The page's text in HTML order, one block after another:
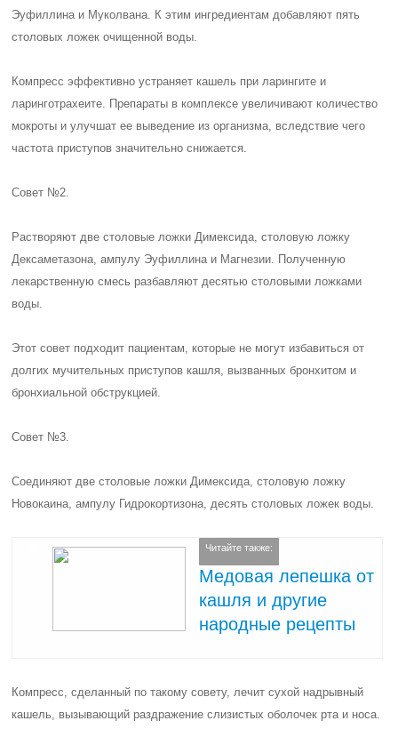
Эуфиллина и Муколвана. К этим ингредиентам добавляют пять
столовых ложек очищенной воды.
Компресс эффективно устраняет кашель при ларингите и
ларинготрахеите. Препараты в комплексе увеличивают количество
мокроты и улучшат ее выведение из организма, вследствие чего
частота приступов значительно снижается.
Совет №2.
Растворяют две столовые ложки Димексида, столовую ложку
Дексаметазона, ампулу Эуфиллина и Магнезии. Полученную
лекарственную смесь разбавляют десятью столовыми ложками
воды.
Этот совет подходит пациентам, которые не могут избавиться от
долгих мучительных приступов кашля, вызванных бронхитом и
бронхиальной обструкцией.
Совет №3.
Соединяют две столовые ложки Димексида, столовую ложку
Новокаина, ампулу Гидрокортизона, десять столовых ложек воды.
Читайте также:
Медовая лепешка от
кашля и другие
народные рецепты
Компресс, сделанный по такому совету, лечит сухой надрывный
кашель, вызывающий раздражение слизистых оболочек рта и носа.